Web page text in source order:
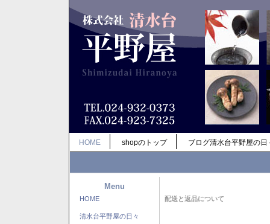
HOME shopのトップ ブログ清水台平野屋の日
Menu
HOME
清水台平野屋の日々
配送と返品について